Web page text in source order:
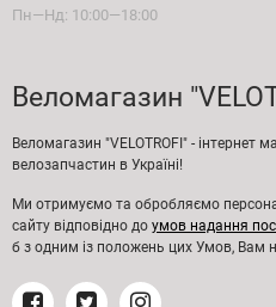
Пн—Нд: 10:00—18:00
Веломагазин
Веломагазин "VELOTROFI" - інтернет
велозапчастин в Україні!
Ми отримуємо та обробляємо
сайту відповідно до умов надання
б з одним із положень цих Умов, Вам